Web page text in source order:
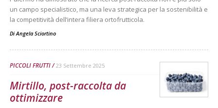
un campo specialistico, ma una leva strategica per la sostenibilità e
la competitività dell’intera filiera ortofrutticola.
Di Angela Sciortino
PICCOLI FRUTTI 23 Settembre 2025
Mirtillo, post-raccolta da
ottimizzare